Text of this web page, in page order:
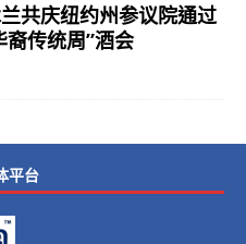
兰共庆纽约州参议院通过
裔传统周”酒会
平台